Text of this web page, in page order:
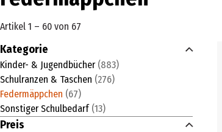
Artikel 1 – 60 von 67
Kategorie
Kinder- & Jugendbücher (883)
Schulranzen & Taschen (276)
Federmäppchen (67)
Sonstiger Schulbedarf (13)
Preis